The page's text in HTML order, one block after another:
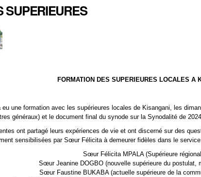
SUPERIEURES
FORMATION DES SUPERIEURES LOCALES A
une formation avec les supérieures locales de Kisangani, les
généraux) et le document final du synode sur la Synodalité de
ont partagé leurs expériences de vie et ont discerné sur des
sensibilisées par Sœur Félicita à demeurer fidèles dans le
Sœur Félicita MPALA (Supérieure
Sœur Jeanine DOGBO (nouvelle supérieure du postulat,
Sœur Faustine BUKABA (actuelle supérieure de la